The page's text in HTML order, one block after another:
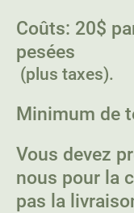
Coûts: 20$
pesées
(plus taxes).
Minimum de
Vous devez
nous pour la
pas la